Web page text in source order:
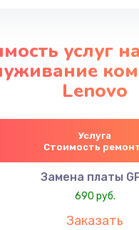
услуг
Lenovo
Услуга
Стоимость
Замена платы
690 руб.
Заказать